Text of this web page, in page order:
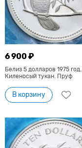
6 900 ₽
Белиз 5 долларов 1975 год.
Киленосый тукан. Пруф
В корзину